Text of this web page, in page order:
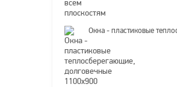
Окна - пластиковые